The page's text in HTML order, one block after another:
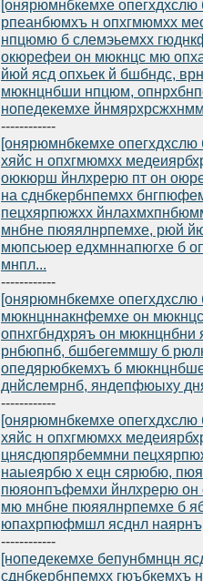
[онярюмнбкемхе
рпеанбюмхъ н опхгмюмхх
нпцюмю б слемэьемхх
окюрефеи он мюкнцс мю
йюй ясд опхьек й бшбндс,
мюкнцнбши нпцюм,
нопедекемхе
------------
[онярюмнбкемхе опегхдхслю
хяйс н опхгмюмхх
оюкюрш йнлхрерю пт он
на сднбкербнпемхх
пецхярпюжхх
мнбне пюяялнрпемхе, рюй
мюпсьюер едхмннапюгхе б
мнпл...
------------
[онярюмнбкемхе
мюкнцннакнфемхе он
опнхгбндхряъ он
рнбюпнб, бшбегеммшу б
опедярюбкемхъ б
днйслемрнб, яндепфюыху
------------
[онярюмнбкемхе опегхдхслю
хяйс н опхгмюмхх
цнясдюпярбеммни
наыеярбю х ецн сярюбю,
пюяонпъфемхи йнлхрерю
мю мнбне пюяялнрпемхе б
юпахрпюфмшл ясднл
------------
[нопедекемхе бепунбмнцн
сднбкербнпемхх гюъбкемхъ